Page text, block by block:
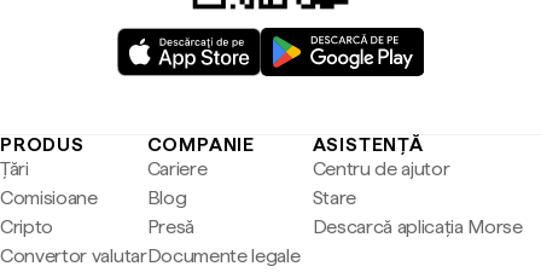
PRODUS
Țări
Comisioane
Cripto
Convertor valutar
COMPANIE
Cariere
Blog
Presă
Documente legale
ASISTENȚĂ
Centru de ajutor
Stare
Descarcă aplicația Morse